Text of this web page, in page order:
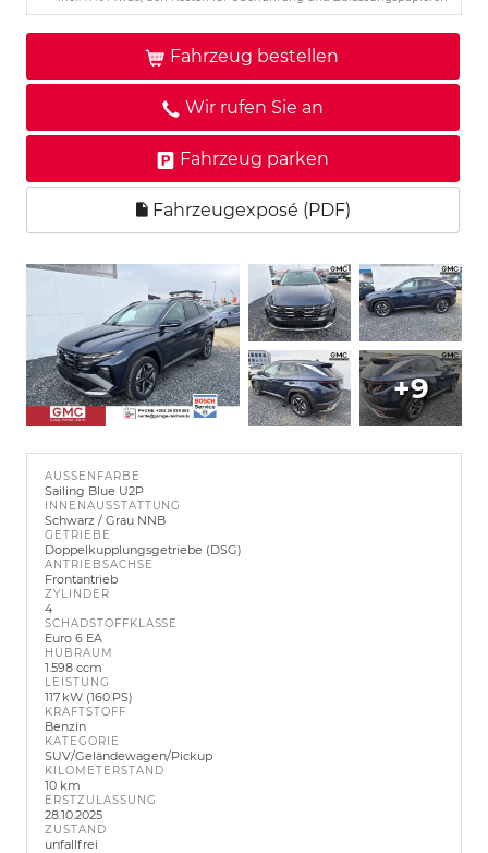
Fahrzeug bestellen
Wir rufen Sie an
Fahrzeug parken
Fahrzeugexposé (PDF)
+9
AUSSENFARBE
Sailing Blue U2P
INNENAUSSTATTUNG
Schwarz / Grau NNB
GETRIEBE
Doppelkupplungsgetriebe (DSG)
ANTRIEBSACHSE
Frontantrieb
ZYLINDER
4
SCHADSTOFFKLASSE
Euro 6 EA
HUBRAUM
1.598 ccm
LEISTUNG
117 kW (160 PS)
KRAFTSTOFF
Benzin
KATEGORIE
SUV/Geländewagen/Pickup
KILOMETERSTAND
10 km
ERSTZULASSUNG
28.10.2025
ZUSTAND
unfallfrei